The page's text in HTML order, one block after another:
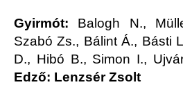
Gyirmót: Balogh N.,
Szabó Zs., Bálint Á., Básti
D., Hibó B., Simon I.,
Edző: Lenzsér Zsolt